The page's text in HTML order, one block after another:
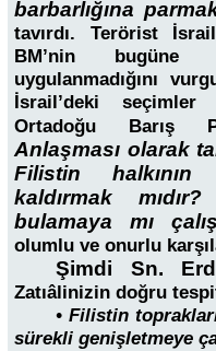
barbarlığına
tavırdı. Terörist
BM’nin bugüne
uygulanmadığını
İsrail’deki seçimler
Ortadoğu Barış
Anlaşması olarak
Filistin halkının
kaldırmak
bulamaya mı
olumlu ve onurlu
Şimdi Sn.
Zatıâlinizin doğru
• Filistin
sürekli genişletmeye